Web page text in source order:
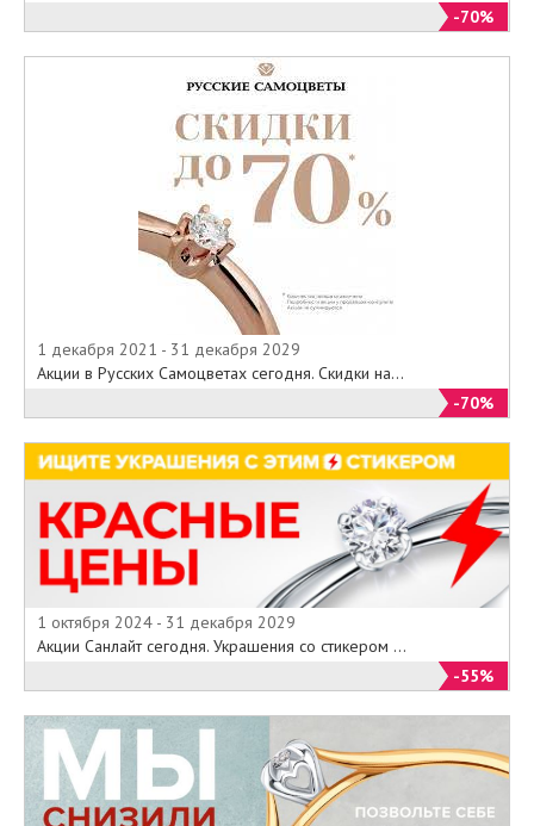
-70%
1 декабря 2021 - 31 декабря 2029
Акции в Русских Самоцветах сегодня. Скидки на...
-70%
1 октября 2024 - 31 декабря 2029
Акции Санлайт сегодня. Украшения со стикером ...
-55%